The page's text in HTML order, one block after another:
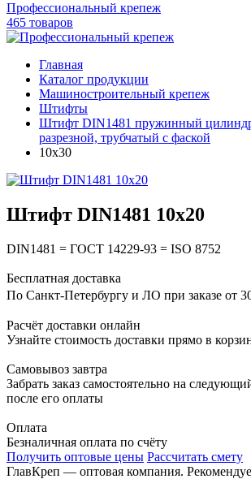
Профессиональный крепеж
465 товаров
Главная
Каталог продукции
Машиностроительный крепеж
Штифты
Штифт DIN1481 пружинный
разрезной, трубчатый с фаской
10х30
Штифт DIN1481 10х20
DIN1481 = ГОСТ 14229-93 = ISO 8752
Бесплатная доставка
По Санкт-Петербургу и ЛО при заказе от
Расчёт доставки онлайн
Узнайте стоимость доставки прямо в
Самовывоз завтра
Забрать заказ самостоятельно на
после его оплаты
Оплата
Безналичная оплата по счёту
Получить оптовые цены Рассчитать смету
ГлавКреп — оптовая компания.